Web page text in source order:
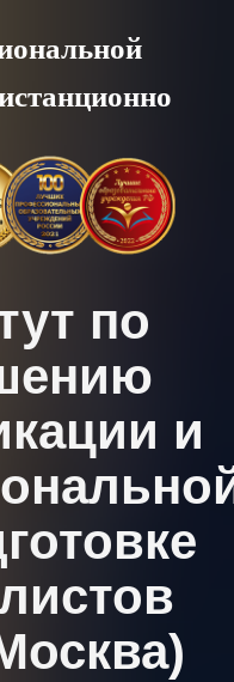
по
и